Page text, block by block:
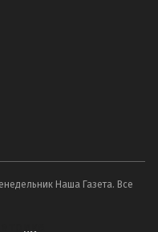
Наша Газета. Все